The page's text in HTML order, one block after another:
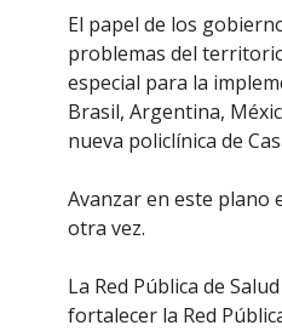
El papel de los
problemas del
especial para la
Brasil, Argentina,
nueva policlínica de
Avanzar en este plano
otra vez.
La Red Pública de
fortalecer la Red